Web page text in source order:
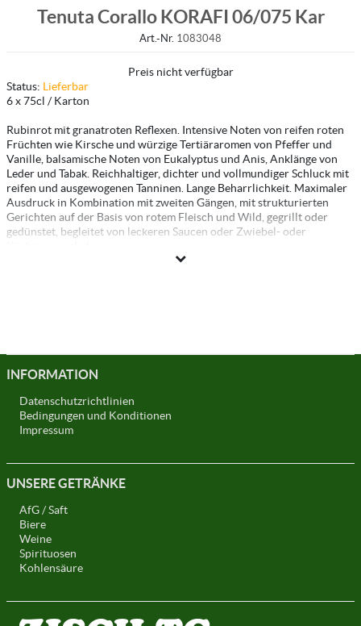
Tenuta Corallo KORAFI 06/075 Kar
Art.-Nr. 1083048
Preis nicht verfügbar
Status: Lieferbar
6 x 75cl / Karton
Rubinrot mit granatroten Reflexen. Intensive Noten von reifen roten
Früchten wie Kirsche und würzige Tertiäraromen von Pfeffer und
Vanille, balsamische Noten von Eukalyptus und Anis, Anklänge von
Leder und Tabak. Reichhaltiger, dichter und vollmundiger Schluck mit
reifen und ausgewogenen Tanninen. Lange Beharrlichkeit. Maximaler
Ausdruck in Kombination mit zweiten Gängen, mit strukturierten
Gerichten auf der Basis von rotem Fleisch und Wild, gegrillt oder
gedünstet, begleitet von leckeren Saucen oder Zwiebel- oder
INFORMATION
Datenschutzrichtlinien
Bedingungen und Konditionen
Impressum
UNSERE GETRÄNKE
AfG / Saft
Biere
Weine
Spirituosen
Kohlensäure